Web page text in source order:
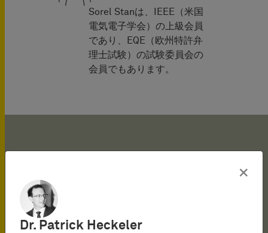
Sorel Stanは、IEEE（米国
電気電子学会）の上級会員
であり、EQE（欧州特許弁
理士試験）の試験委員会の
会員でもあります。
2015年～現在
×
Dr. Patrick Heckeler